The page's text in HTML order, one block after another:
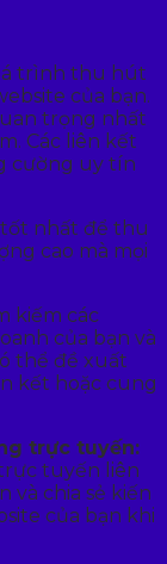
trình thu hút
của bạn.
trọng nhất
Các liên kết
cường uy tín
tốt nhất để thu
cao mà mọi
kiếm các
của bạn và
thể đề xuất
kết hoặc cung
trực tuyến:
tuyến liên
và chia sẻ kiến
của bạn khi